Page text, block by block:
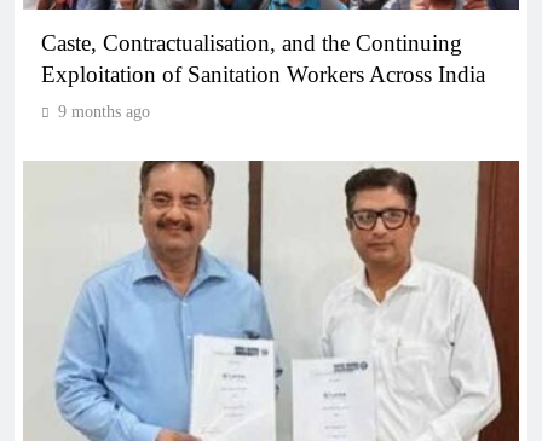
Caste, Contractualisation, and the Continuing
Exploitation of Sanitation Workers Across India
9 months ago